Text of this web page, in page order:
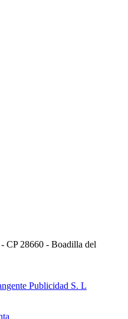
CP 28660 - Boadilla del
Publicidad S. L